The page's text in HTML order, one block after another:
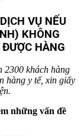
VỤ NẾU
KHÔNG
HÀNG
2300 khách hàng
hàng y tế, xin giấy
những vấn đề